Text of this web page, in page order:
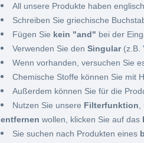
All unsere Produkte haben
Schreiben Sie griechische
Fügen Sie kein "and" bei der
Verwenden Sie den Singular(z.B.
Wenn vorhanden, versuchen Sie
Chemische Stoffe können Sie mit
Außerdem können Sie für die
Nutzen Sie unsere Filterfunktion
entfernen wollen, klicken Sie auf das
Sie suchen nach Produkten eines